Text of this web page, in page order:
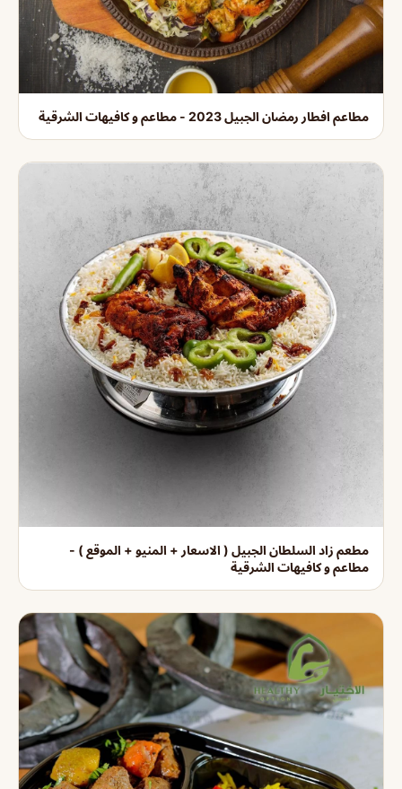
مطاعم افطار رمضان الجبيل 2023 - مطاعم و كافيهات الشرقية
مطعم زاد السلطان الجبيل ( الاسعار + المنيو + الموقع ) -
مطاعم و كافيهات الشرقية